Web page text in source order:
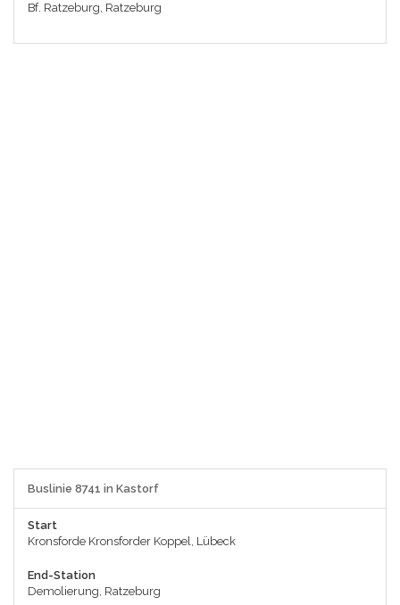
Bf. Ratzeburg, Ratzeburg
Buslinie 8741 in Kastorf
Start
Kronsforde Kronsforder Koppel, Lübeck
End-Station
Demolierung, Ratzeburg